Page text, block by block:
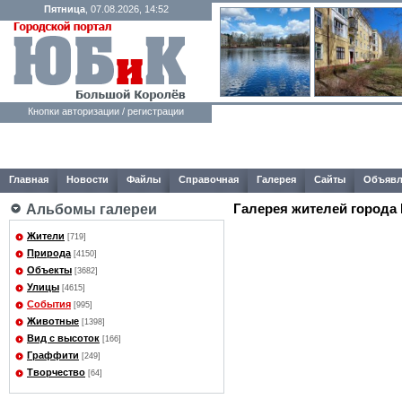
Пятница, 07.08.2026, 14:52
Кнопки авторизации / регистрации
Главная Новости Файлы Справочная Галерея Сайты
Альбомы галереи
Жители [719]
Природа [4150]
Объекты [3682]
Улицы [4615]
События [995]
Животные [1398]
Вид с высоток [166]
Граффити [249]
Творчество [64]
Галерея жителей города